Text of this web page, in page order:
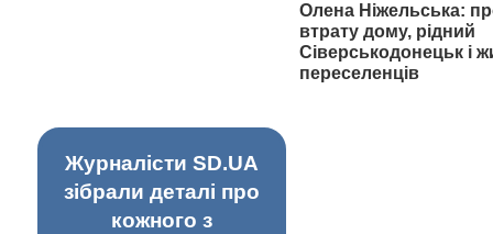
Олена Ніжельська:
втрату дому, рідний
Сіверськодонецьк і
переселенців
Журналісти SD.UA
зібрали деталі про
кожного з